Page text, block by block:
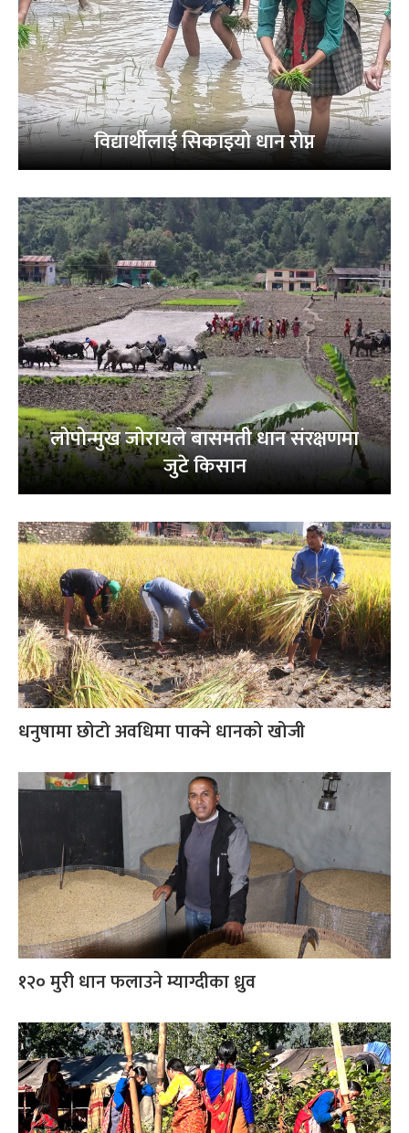
विद्यार्थीलाई सिकाइयो धान रोप्न
लोपोन्मुख जोरायले बासमती धान संरक्षणमा
जुटे किसान
धनुषामा छोटो अवधिमा पाक्ने धानको खोजी
१२० मुरी धान फलाउने म्याग्दीका ध्रुव